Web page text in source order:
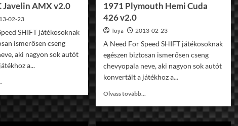
Javelin AMX v2.0
02-23
SHIFT játékosoknak
ismerősen cseng
aki nagyon sok autót
a...
AMC
1971 Plymouth Hemi Cuda
426 v2.0
Toya 2013-02-23
A Need For Speed SHIFT játékosoknak
egészen biztosan ismerősen cseng
chevyopala neve, aki nagyon sok autót
konvertált a játékhoz a...
Olvass tovább...
about
1971